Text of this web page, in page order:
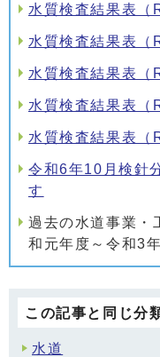
水質検査結果表（
水質検査結果表（
水質検査結果表（
水質検査結果表（
水質検査結果表（
令和6年10月検針
す
過去の水道事業・
和元年度～令和3年
この記事と同じ分
水道